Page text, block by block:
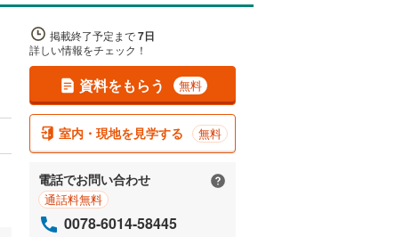
掲載終了予定まで7日
詳しい情報をチェック！
資料をもらう 無料
室内・現地を見学する 無料
電話でお問い合わせ
通話料無料
0078-6014-58445